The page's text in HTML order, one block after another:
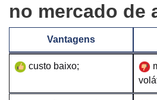
no mercado de
Vantagens
custo baixo;